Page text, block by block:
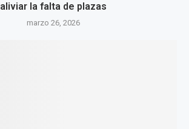
aliviar la falta de plazas
marzo 26, 2026